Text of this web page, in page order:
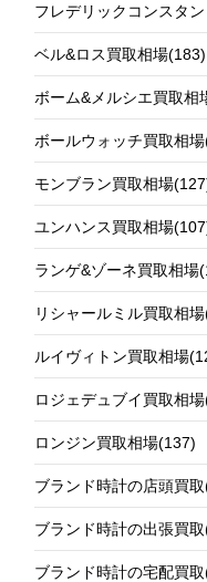
フレデリックコンスタ
ベル&ロス買取相場(183)
ボーム&メルシエ買取相
ボールウォッチ買取相場
モンブラン買取相場
ユンハンス買取相場
ランゲ&ゾーネ買取相場
リシャールミル買取相場
ルイヴィトン買取相場
ロジェデュブイ買取相場
ロンジン買取相場(137)
ブランド時計の店頭買取
ブランド時計の出張買取
ブランド時計の宅配買取